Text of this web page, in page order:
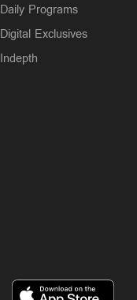
Daily Programs
Digital Exclusives
Indepth